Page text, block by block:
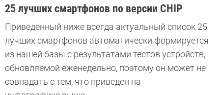
25 лучших смартфонов по версии CHIP
Приведенный ниже всегда актуальный список 25
лучших смартфонов автоматически формируется
из нашей базы с результатами тестов устройств,
обновляемой еженедельно, поэтому он может не
совпадать с тем, что приведен на